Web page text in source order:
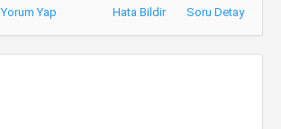
Yorum Yap Hata Bildir Soru Detay